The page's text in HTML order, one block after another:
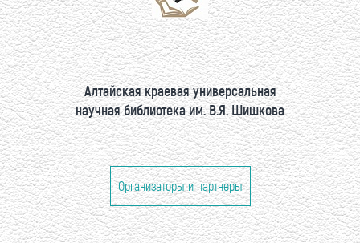
Алтайская краевая универсальная
научная библиотека им. В.Я. Шишкова
Организаторы и партнеры